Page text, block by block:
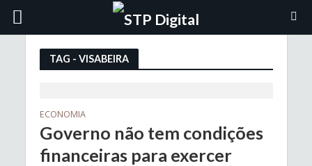
TAG - VISABEIRA
ECONOMIA
Governo não tem condições
financeiras para exercer